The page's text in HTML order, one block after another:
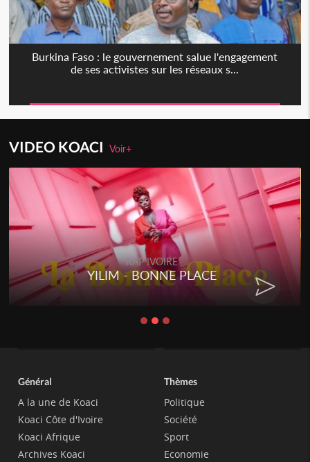
Burkina Faso : le gouvernement salue l'engagement
de ses activistes sur les réseaux s...
VIDEO KOACIVoir+
RAP IVOIRE
YILIM - BONNE PLACE
Général
A la une de Koaci
Koaci Côte d'Ivoire
Koaci Afrique
Archives Koaci
Thèmes
Politique
Société
Sport
Economie